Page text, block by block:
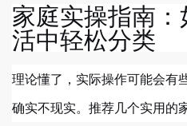
家庭实操指南
活中轻松分类
理论懂了，实际操作可能会
确实不现实。推荐几个实用的